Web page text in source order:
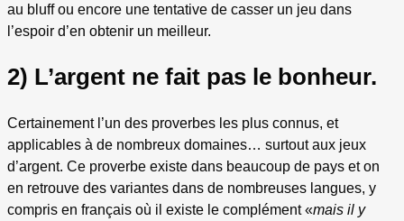
au bluff ou encore une tentative de casser un jeu dans
l’espoir d’en obtenir un meilleur.
2) L’argent ne fait pas le bonheur.
Certainement l’un des proverbes les plus connus, et
applicables à de nombreux domaines… surtout aux jeux
d’argent. Ce proverbe existe dans beaucoup de pays et on
en retrouve des variantes dans de nombreuses langues, y
compris en français où il existe le complément «mais il y